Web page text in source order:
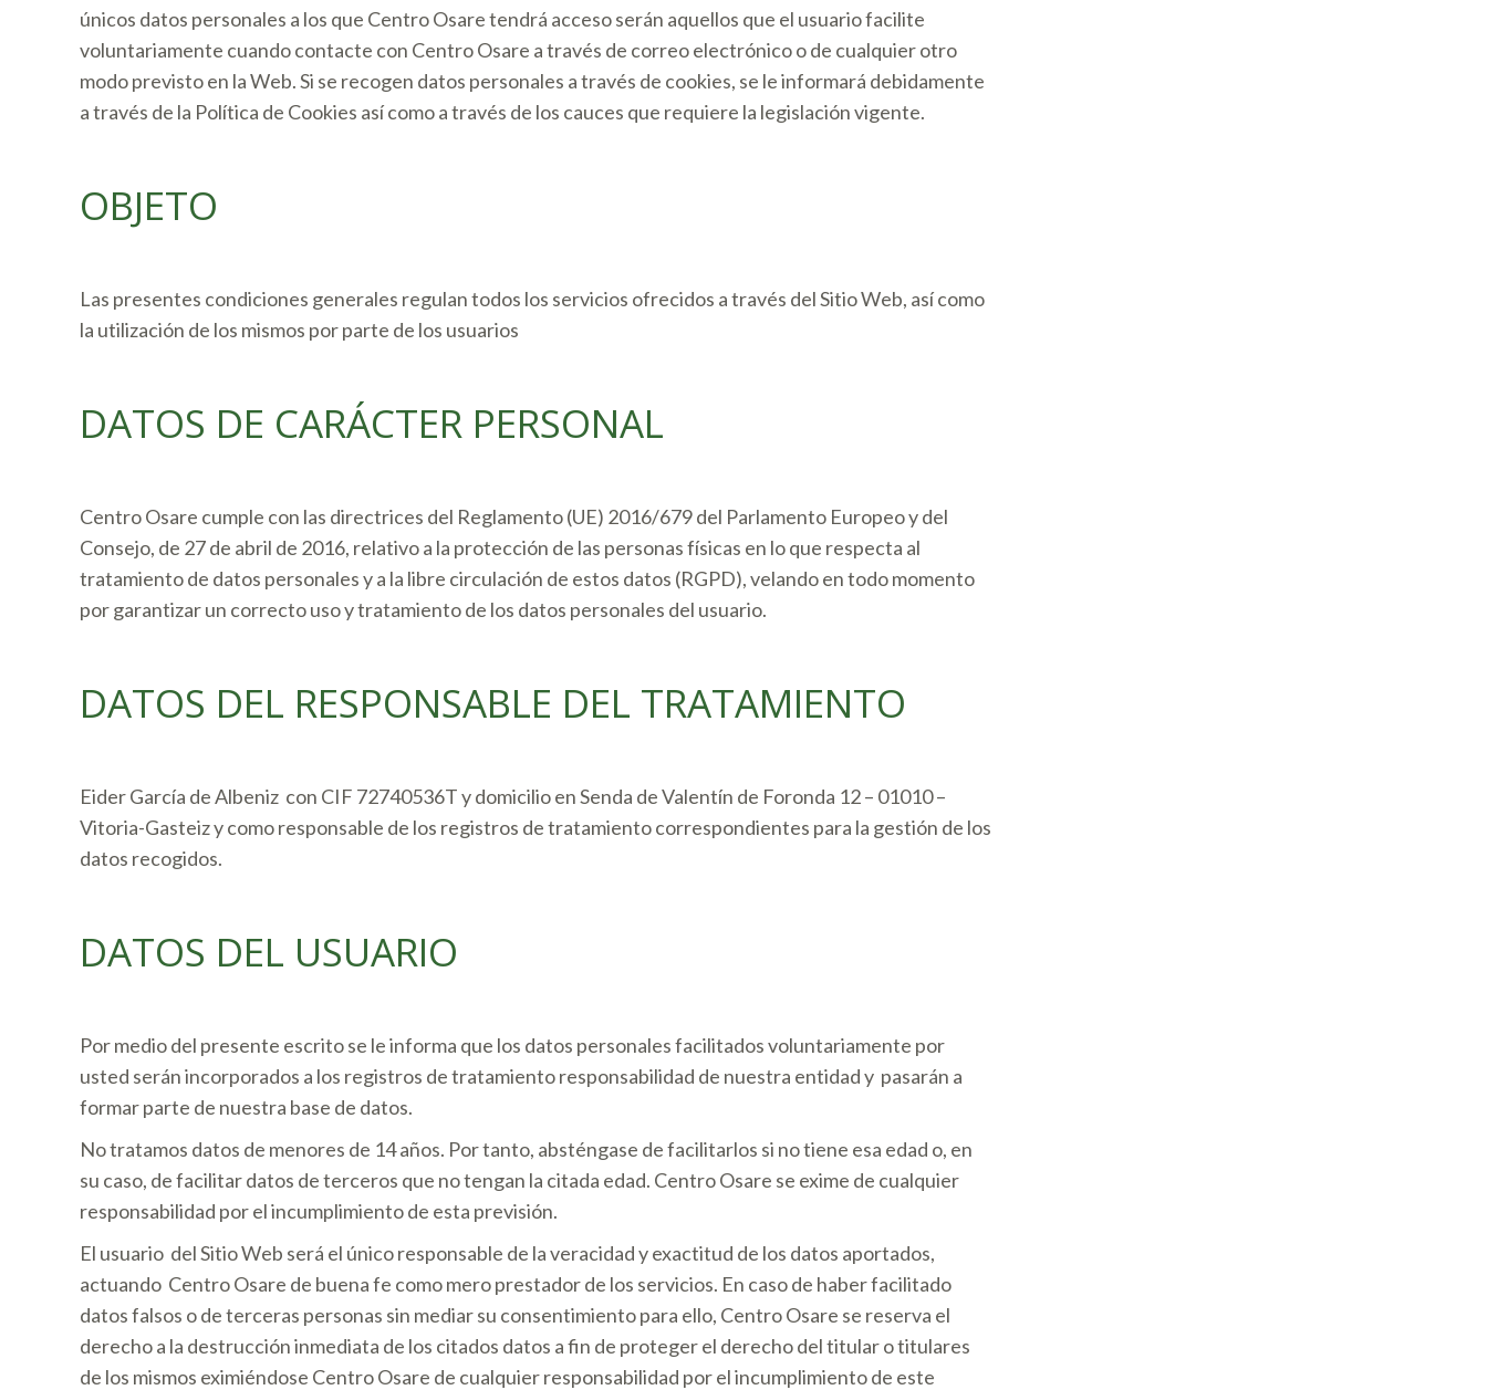
únicos datos personales a los que Centro Osare tendrá acceso serán aquellos que el usuario facilite
voluntariamente cuando contacte con Centro Osare a través de correo electrónico o de cualquier otro
modo previsto en la Web. Si se recogen datos personales a través de cookies, se le informará debidamente
a través de la Política de Cookies así como a través de los cauces que requiere la legislación vigente.
OBJETO
Las presentes condiciones generales regulan todos los servicios ofrecidos a través del Sitio Web, así como
la utilización de los mismos por parte de los usuarios
DATOS DE CARÁCTER PERSONAL
Centro Osare cumple con las directrices del Reglamento (UE) 2016/679 del Parlamento Europeo y del
Consejo, de 27 de abril de 2016, relativo a la protección de las personas físicas en lo que respecta al
tratamiento de datos personales y a la libre circulación de estos datos (RGPD), velando en todo momento
por garantizar un correcto uso y tratamiento de los datos personales del usuario.
DATOS DEL RESPONSABLE DEL TRATAMIENTO
Eider García de Albeniz con CIF 72740536T y domicilio en Senda de Valentín de Foronda 12 – 01010 –
Vitoria-Gasteiz y como responsable de los registros de tratamiento correspondientes para la gestión de los
datos recogidos.
DATOS DEL USUARIO
Por medio del presente escrito se le informa que los datos personales facilitados voluntariamente por
usted serán incorporados a los registros de tratamiento responsabilidad de nuestra entidad y pasarán a
formar parte de nuestra base de datos.
No tratamos datos de menores de 14 años. Por tanto, absténgase de facilitarlos si no tiene esa edad o, en
su caso, de facilitar datos de terceros que no tengan la citada edad. Centro Osare se exime de cualquier
responsabilidad por el incumplimiento de esta previsión.
El usuario del Sitio Web será el único responsable de la veracidad y exactitud de los datos aportados,
actuando Centro Osare de buena fe como mero prestador de los servicios. En caso de haber facilitado
datos falsos o de terceras personas sin mediar su consentimiento para ello, Centro Osare se reserva el
derecho a la destrucción inmediata de los citados datos a fin de proteger el derecho del titular o titulares
de los mismos eximiéndose Centro Osare de cualquier responsabilidad por el incumplimiento de este